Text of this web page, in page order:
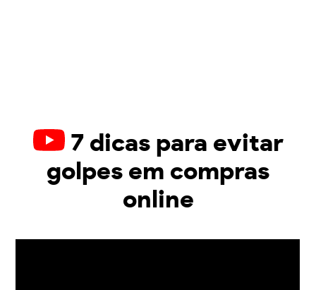
7 dicas para evitar
golpes em compras
online